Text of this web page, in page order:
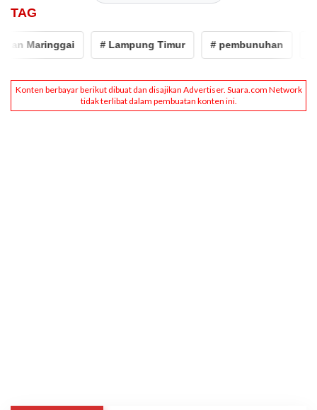
TAG
Maringgai # Lampung Timur # pembunuhan